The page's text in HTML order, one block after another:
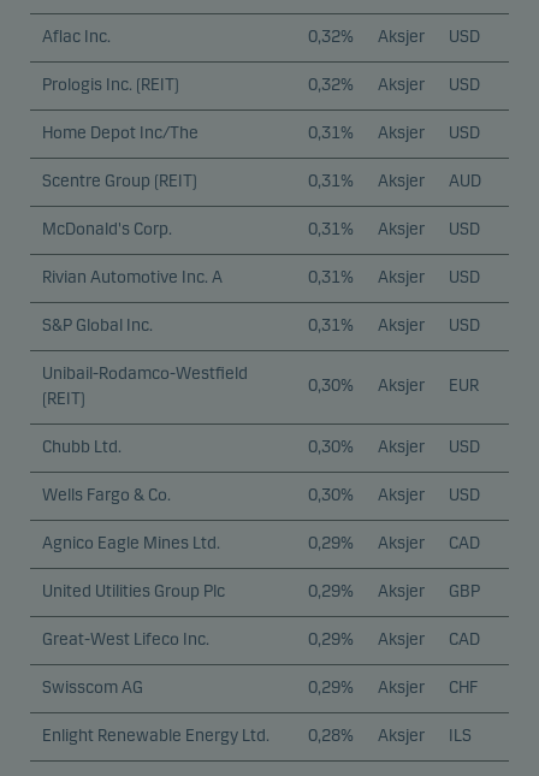
Aflac Inc. 0,32% Aksjer USD
Prologis Inc. (REIT) 0,32% Aksjer USD
Home Depot Inc/The 0,31% Aksjer USD
Scentre Group (REIT) 0,31% Aksjer AUD
McDonald's Corp. 0,31% Aksjer USD
Rivian Automotive Inc. A 0,31% Aksjer USD
S&P Global Inc. 0,31% Aksjer USD
Unibail-Rodamco-Westfield
(REIT)
0,30% Aksjer EUR
Chubb Ltd. 0,30% Aksjer USD
Wells Fargo & Co. 0,30% Aksjer USD
Agnico Eagle Mines Ltd. 0,29% Aksjer CAD
United Utilities Group Plc 0,29% Aksjer GBP
Great-West Lifeco Inc. 0,29% Aksjer CAD
Swisscom AG 0,29% Aksjer CHF
Enlight Renewable Energy Ltd. 0,28% Aksjer ILS